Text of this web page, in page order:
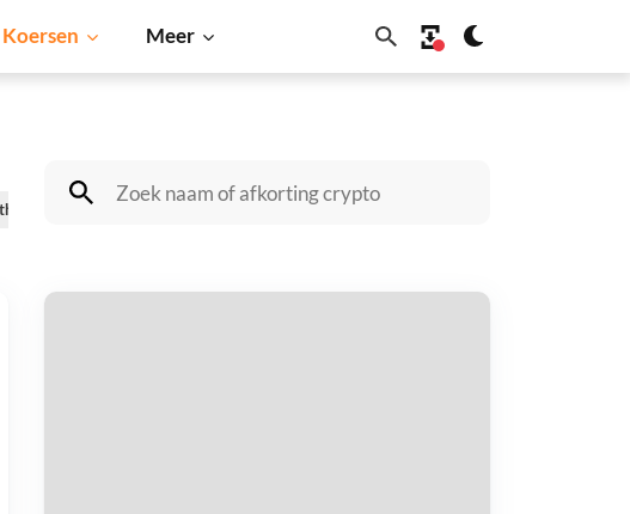
Koersen Meer
Cardano Dogecoin